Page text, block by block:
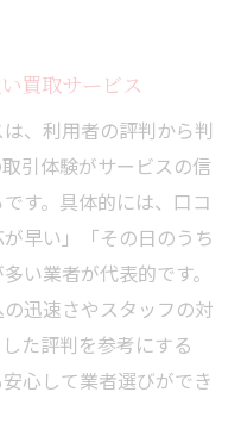
買取サービス
、利用者の評判から判
引体験がサービスの信
す。具体的には、口コ
早い」「その日のうち
い業者が代表的です。
迅速さやスタッフの対
た評判を参考にする
心して業者選びができ